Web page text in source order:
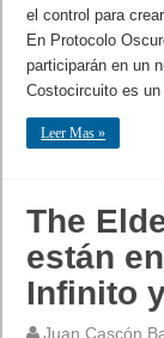
el control para
En Protocolo
participarán en un
Costocircuito es
Leer Mas »
The
están
Infinito
Juan Cascón